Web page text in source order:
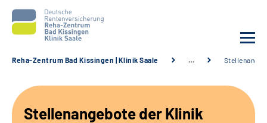
Unsere Angebote
Reha-Zentrum Bad Kissingen | Klinik Saale …
Stellenangebote der Klinik